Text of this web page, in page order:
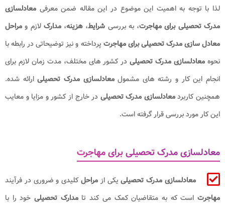
لذا با توجه به اهمیت این موضوع در این مقاله ضمن معرفی معادلسازی
مدرک تحصیلی برای مهاجرت، به بررسی شرایط، هزینه،مدارکلازم و مراحل
معادل سازی مدرک تحصیلیبرای مهاجرت پرداخته و نیز توضیحاتی در رابطه با
نحوهمعادلسازی مدرک تحصیلیدر کشور های مختلف، مدت زمان لازم برای
انجام این کار و رشته های مشمولمعادلسازی مدرک تحصیلیارائه شده.
همچنین کاربردمعادلسازی مدرک تحصیلی در خارج از کشور و مزایا و معایب
این کار مورد بررسی قرار گرفته است.
معادلسازی مدرک تحصیلی برای مهاجرت
معادلسازی مدرک تحصیلییکی از مراحلکلیدی و ضروری در فرآیند
مهاجرت است که به متقاضیان کمک می‌ کند تامدارک تحصیلیخود را با